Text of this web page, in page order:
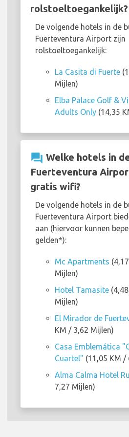
rolstoeltoegankelijk?
De volgende hotels in de
Fuerteventura Airport zijn
rolstoeltoegankelijk:
La Casita di Fuerte
Mijlen)
Elba Palace Golf &
Adults Only (14,35
question_answer Welke hotels in
Fuerteventura
gratis wifi?
De volgende hotels in de
Fuerteventura Airport
aan (hiervoor kunnen
gelden*):
Mc Apartments
Mijlen)
Hotel Tamasite
Mijlen)
El Mirador de
KM / 3,62 Mijlen)
Casa Emblemática
Cuartel" (11,05 KM /
Alma Calma Hotel
7,27 Mijlen)